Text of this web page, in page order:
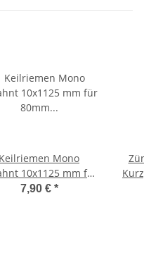
Keilriemen Mono
10x1125 mm für
Riemenscheibe
7,90 € *